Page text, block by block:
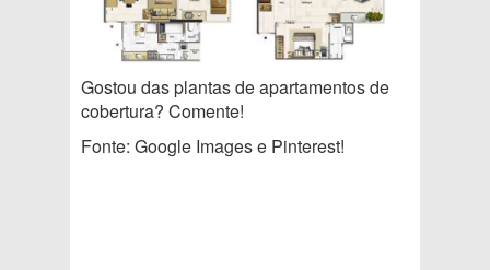
Gostou das plantas de apartamentos de
cobertura? Comente!
Fonte: Google Images e Pinterest!